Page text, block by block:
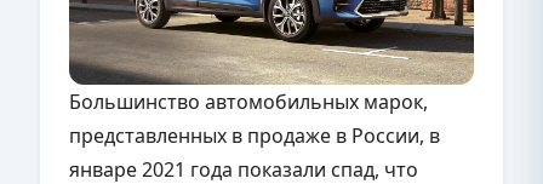
Большинство автомобильных марок,
представленных в продаже в России, в
январе 2021 года показали спад, что